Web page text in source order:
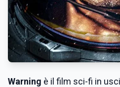
Warning è il film sci-fi in